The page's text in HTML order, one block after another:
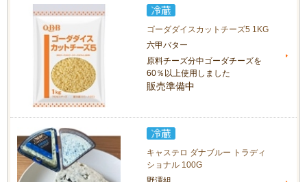
ゴーダダイスカットチーズ5 1KG
六甲バター
原料チーズ分中ゴーダチーズを
60％以上使用しました
販売準備中
キャステロ ダナブルー トラディ
ショナル 100G